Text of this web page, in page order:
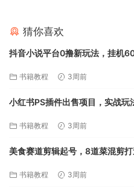
猜你喜欢
抖音小说平台0撸新玩法，挂机
书籍教程 3周前
小红书PS插件出售项目，实战玩
书籍教程 3周前
美食赛道剪辑起号，8道菜混剪
书籍教程 3周前